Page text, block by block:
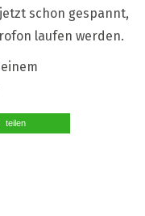
schon gespannt,
laufen werden.
teilen